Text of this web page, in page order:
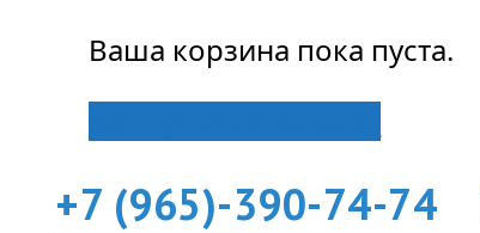
Ваша корзина пока пуста.
+7 (965)-390-74-74